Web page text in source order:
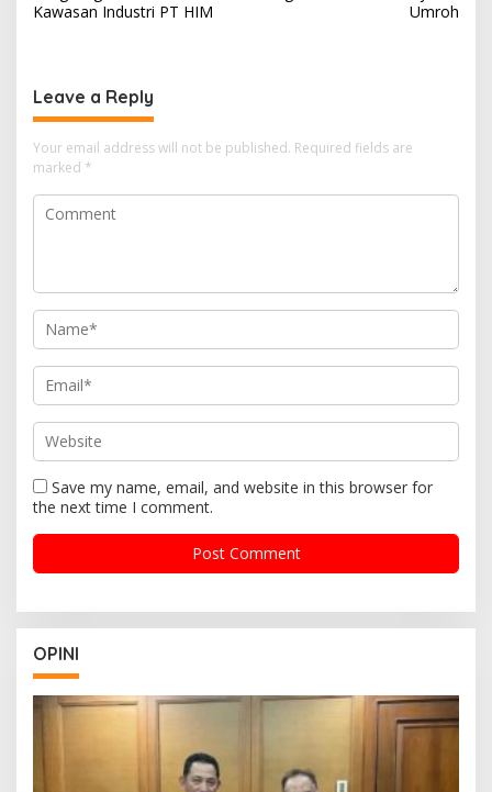
Kawasan Industri PT HIM
Umroh
Leave a Reply
Your email address will not be published. Required fields are
marked *
Save my name, email, and website in this browser for
the next time I comment.
OPINI